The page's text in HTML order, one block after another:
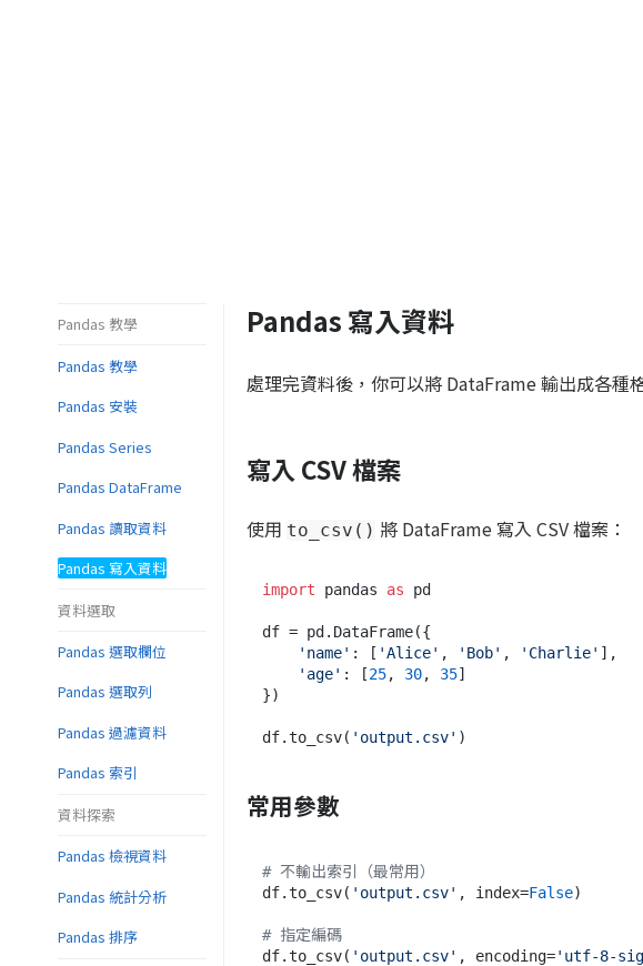
Pandas 寫入資料
處理完資料後，你可以將 DataFrame 輸出成各種
寫入 CSV 檔案
使用 to_csv() 將 DataFrame 寫入 CSV 檔案：
import pandas as pd
df = pd.DataFrame({
'name' : [ 'Alice' , 'Bob' , 'Charlie' ],
'age' : [25, 30, 35]
})
df.to_csv( 'output.csv'
常用參數
# 不輸出索引（最常用）
df.to_csv( 'output.csv' , index=False)
# 指定編碼
df.to_csv( 'output.csv' , encoding='utf-8-
Pandas 教學
Pandas 教學
Pandas 安裝
Pandas Series
Pandas DataFrame
Pandas 讀取資料
Pandas 寫入資料
資料選取
Pandas 選取欄位
Pandas 選取列
Pandas 過濾資料
Pandas 索引
資料探索
Pandas 檢視資料
Pandas 統計分析
Pandas 排序